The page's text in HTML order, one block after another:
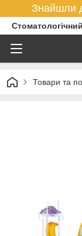
Знайшли
Товари та